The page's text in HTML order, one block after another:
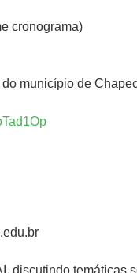
cronograma)
município de
discutindo temáticas